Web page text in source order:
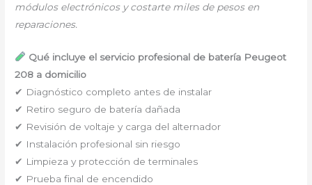
módulos electrónicos y costarte miles de pesos en
reparaciones.
Qué incluye el servicio profesional de batería Peugeot
208 a domicilio
✔ Diagnóstico completo antes de instalar
✔ Retiro seguro de batería dañada
✔ Revisión de voltaje y carga del alternador
✔ Instalación profesional sin riesgo
✔ Limpieza y protección de terminales
✔ Prueba final de encendido